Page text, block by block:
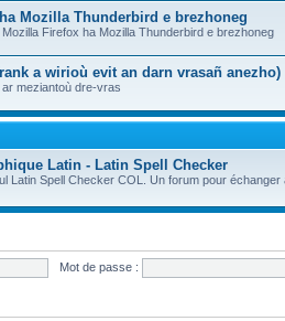
Mozilla Thunderbird e brezhoneg
Firefox ha Mozilla Thunderbird e brezhoneg
a wirioù evit an darn vrasañ anezho)
meziantoù dre-vras
Latin - Latin Spell Checker
Latin Spell Checker COL. Un forum pour
Mot de passe :